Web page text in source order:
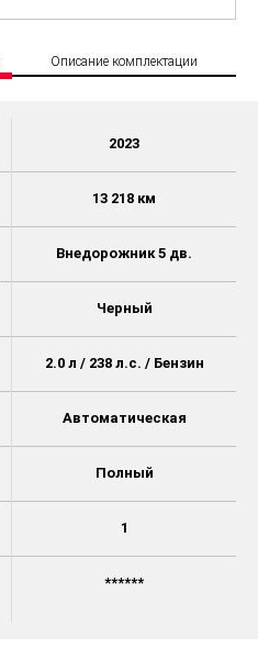
Описание комплектации
2023
13 218 км
Внедорожник 5 дв.
Черный
2.0 л / 238 л.с. / Бензин
Автоматическая
Полный
1
******